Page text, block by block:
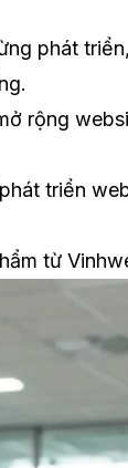
phát
rộng
triển
từ